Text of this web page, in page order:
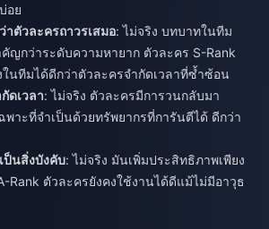
อย
าตัวละครถาวรเสมอ: ไม่จริง บทบาทในทีม
ญกว่าระดับความหายาก ตัวละคร S-Rank
ในทีมได้ดีกว่าตัวละครจำกัดเวลาที่ซ้ำซ้อน
ดเวลา: ไม่จริง ตัวละครมีการวนกลับมา
พาะที่จำเป็นด้วยทรัพยากรที่การันตีได้ ดีกว่า
ป็นสิ่งบังคับ: ไม่จริง มันเพิ่มประสิทธิภาพเพียง
Rank ตัวละครยังคงใช้งานได้ดีแม้ไม่มีอาวุธ